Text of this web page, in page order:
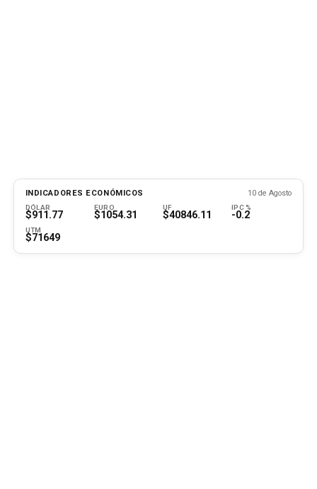
INDICADORES ECONÓMICOS 10 de Agosto
DÓLAR
$911.77
EURO
$1054.31
UF
$40846.11
IPC %
-0.2
UTM
$71649